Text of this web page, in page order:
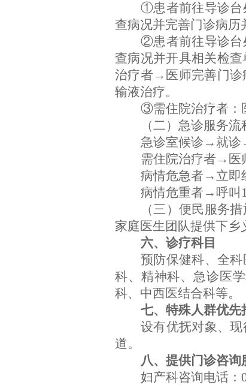
①患者前往导诊台
查病况并完善门诊病历
②患者前往导诊台
查病况并开具相关检
治疗者→医师完善门
输液治疗。
③需住院治疗者：
（二）急诊服务流
急诊室候诊→就诊
需住院治疗者→医
病情危急者→立即
病情危重者→呼叫
（三）便民服务
家庭医生团队提供下乡
六、诊疗科目
预防保健科、全
科、精神科、急诊医
科、中西医结合科等。
七、特殊人群优先
设有优抚对象、
道。
八、提供门诊咨询
妇产科咨询电话：